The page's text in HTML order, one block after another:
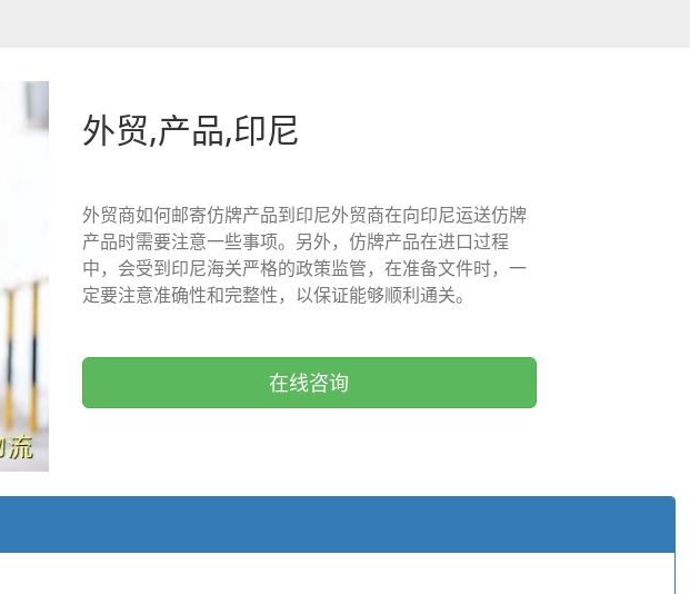
外贸,产品,印尼
外贸商如何邮寄仿牌产品到印尼外贸商在向印尼运送仿牌
产品时需要注意一些事项。另外，仿牌产品在进口过程
中，会受到印尼海关严格的政策监管，在准备文件时，一
定要注意准确性和完整性，以保证能够顺利通关。
在线咨询